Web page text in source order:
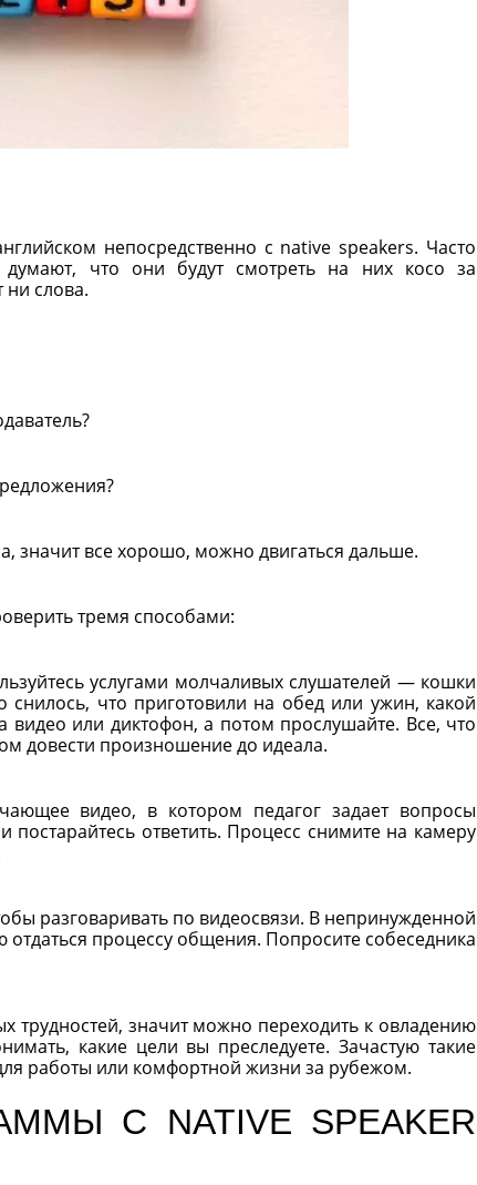
непосредственно с native speakers. Часто
что они будут смотреть на них косо за
слова.
значит все хорошо, можно двигаться дальше.
тремя способами:
услугами молчаливых слушателей — кошки
снилось, что приготовили на обед или ужин, какой
или диктофон, а потом прослушайте. Все, что
довести произношение до идеала.
видео, в котором педагог задает вопросы
ответить. Процесс снимите на камеру
разговаривать по видеосвязи. В непринужденной
процессу общения. Попросите собеседника
трудностей, значит можно переходить к овладению
какие цели вы преследуете. Зачастую такие
работы или комфортной жизни за рубежом.
С NATIVE SPEAKER